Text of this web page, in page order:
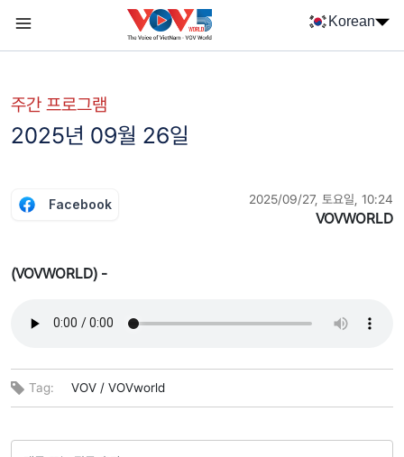
Korean
주간 프로그램
2025년 09월 26일
Facebook 2025/09/27, 토요일, 10:24
VOVWORLD
(VOVWORLD) -
Tag: VOV / VOVworld